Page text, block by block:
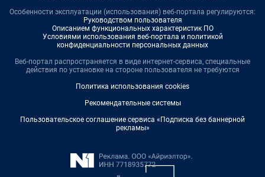
Особенности эксплуатации (использования) веб-портала регулируются:
Руководством пользователя
Описанием функциональных характеристик ПО
Условиями использования веб-портала и политикой
конфиденциальности персональных данных
Веб-портал распространяется в виде интернет-сервиса, специальные
действия по установке на стороне пользователя не требуются
Политика использования cookies
Рекомендательные системы
Пользовательское соглашение сервиса «Подписка без баннерной
рекламы»